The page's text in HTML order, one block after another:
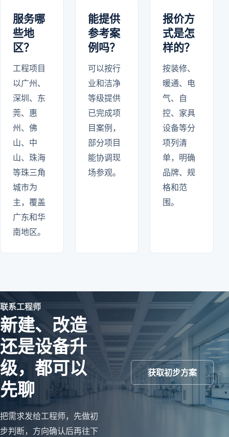
服务哪
些地
区？
工程项目
以广州、
深圳、东
莞、惠
州、佛
山、中
山、珠海
等珠三角
城市为
主，覆盖
广东和华
南地区。
能提供
参考案
例吗？
可以按行
业和洁净
等级提供
已完成项
目案例，
部分项目
能协调现
场参观。
报价方
式是怎
样的？
按装修、
暖通、电
气、自
控、家具
设备等分
项列清
单，明确
品牌、规
格和范
围。
联系工程师
新建、改造
还是设备升
级，都可以
先聊
把需求发给工程师，先做初
步判断，方向确认后再往下
获取初步方案